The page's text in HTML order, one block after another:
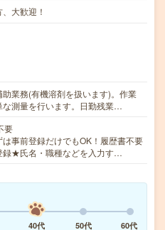
大歓迎！
業務(有機溶剤を扱います)。作業
な測量を行います。日勤残業…
要
事前登録だけでもOK！履歴書不要
録★氏名・職種などを入力す…
40代 50代 60代